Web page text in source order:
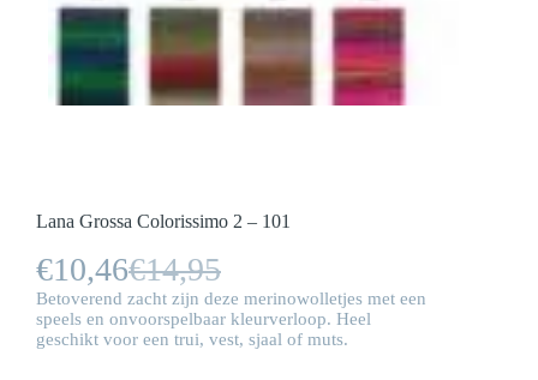
Lana Grossa Colorissimo 2 – 101
€14,95
Oorspronkelijke
prijs
€10,46Huidige
prijs
Betoverend zacht zijn deze merinowolletjes met een
speels en onvoorspelbaar kleurverloop. Heel
geschikt voor een trui, vest, sjaal of muts.